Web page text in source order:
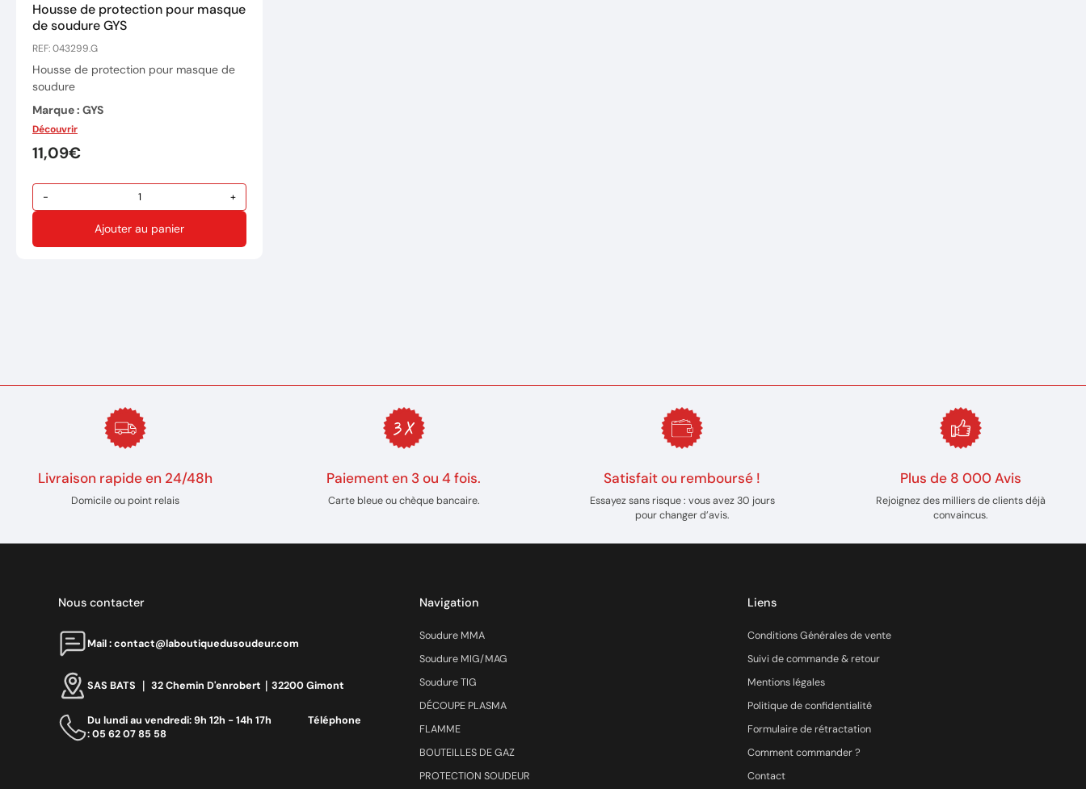
Housse de protection pour masque
de soudure GYS
REF: 043299.G
Housse de protection pour masque de
soudure
Marque : GYS
Réference: 043299
Découvrir
11,09€
- +
Ajouter au panier
Livraison rapide en 24/48h
Domicile ou point relais
Paiement en 3 ou 4 fois.
Carte bleue ou chèque bancaire.
Satisfait ou remboursé !
Essayez sans risque : vous avez 30 jours
pour changer d’avis.
Plus de 8 000 Avis
Rejoignez des milliers de clients déjà
convaincus.
Nous contacter
Mail : contact@laboutiquedusoudeur.com
SAS BATS ｜ 32 Chemin D'enrobert｜32200 Gimont
Du lundi au vendredi: 9h 12h - 14h 17h ‎ ‎ ‎ ‎ ‎ ‎ ‎ ‎ ‎ ‎ ‎ ‎ ‎ ‎‎ Téléphone
: 05 62 07 85 58
Navigation
Soudure MMA
Soudure MIG/MAG
Soudure TIG
DÉCOUPE PLASMA
FLAMME
BOUTEILLES DE GAZ
PROTECTION SOUDEUR
Liens
Conditions Générales de vente
Suivi de commande & retour
Mentions légales
Politique de confidentialité
Formulaire de rétractation
Comment commander ?
Contact